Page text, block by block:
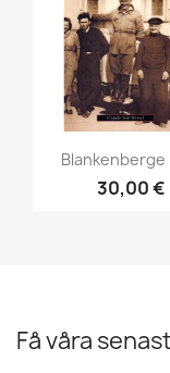

Blankenberge
30,00 €
Få våra